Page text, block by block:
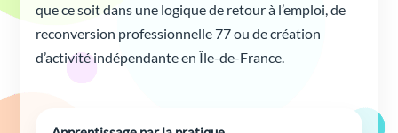
que ce soit dans une logique de retour à l’emploi, de
reconversion professionnelle 77 ou de création
d’activité indépendante en Île-de-France.